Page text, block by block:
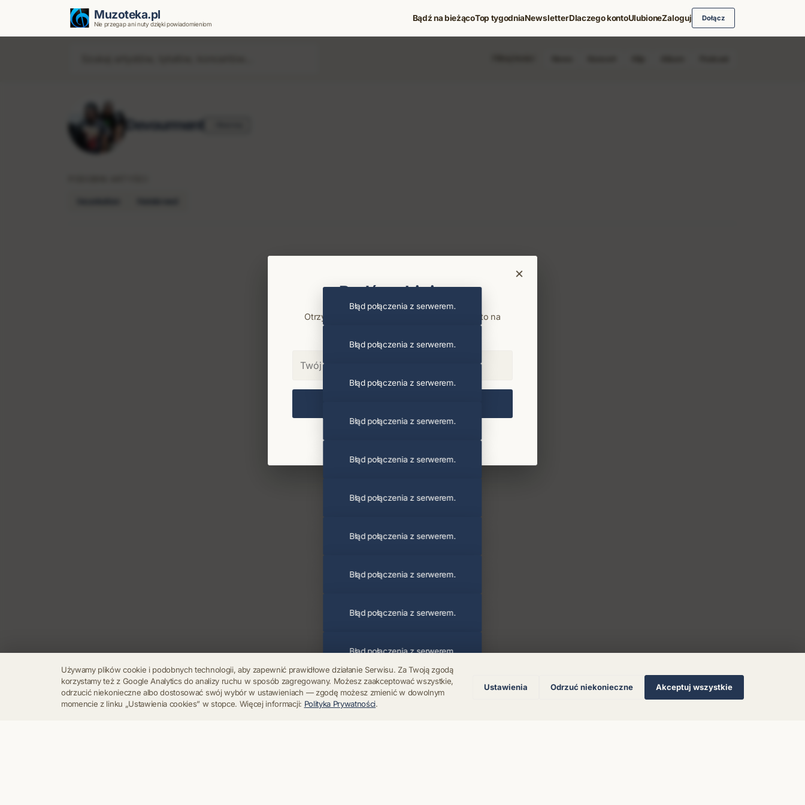
Muzoteka.pl
Nie przegap ani nuty dzięki powiadomieniom
Bądź na bieżącoTop tygodniaNewsletterDlaczego kontoUlubioneZaloguj Dołącz
Devourment
RegulaminPolityka PrywatnościKontaktUstawienia cookies
Używamy plików cookie i podobnych technologii, aby zapewnić prawidłowe działanie Serwisu. Za Twoją zgodą
korzystamy też z Google Analytics do analizy ruchu w sposób zagregowany. Możesz zaakceptować wszystkie,
odrzucić niekonieczne albo dostosować swój wybór w ustawieniach — zgodę możesz zmienić w dowolnym
momencie z linku „Ustawienia cookies” w stopce. Więcej informacji: Polityka Prywatności.
Ustawienia Odrzuć niekonieczne Akceptuj wszystkie
×
Bądź na bieżąco
Otrzymuj info o koncertach i premierach prosto na
Błąd połączenia z serwerem.
Błąd połączenia z serwerem.
Błąd połączenia z serwerem.
Błąd połączenia z serwerem.
Błąd połączenia z serwerem.
Błąd połączenia z serwerem.
Błąd połączenia z serwerem.
Błąd połączenia z serwerem.
Błąd połączenia z serwerem.
Błąd połączenia z serwerem.
Błąd połączenia z serwerem.